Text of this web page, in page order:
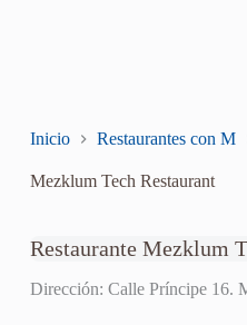
Inicio Restaurantes con M
Mezklum Tech Restaurant
Restaurante Mezklum
Dirección: Calle Príncipe 16.